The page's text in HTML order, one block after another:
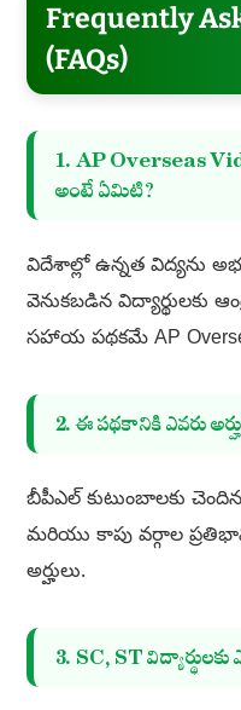
Frequently
(FAQs)
1. AP Overseas
అంటే ఏమిటి?
విదేశాల్లో ఉన్నత విద్యను
వెనుకబడిన విద్యార్థులకు
సహాయ పథకమే AP
2. ఈ పథకానికి ఎవరు
బీపీఎల్ కుటుంబాలకు
మరియు కాపు వర్గాల
అర్హులు.
3. SC, ST